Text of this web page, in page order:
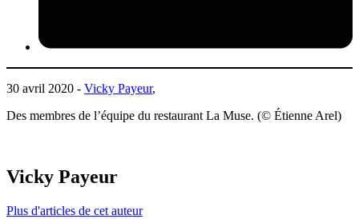
30 avril 2020 - Vicky Payeur,
Des membres de l’équipe du restaurant La Muse. (© Étienne Arel)
Vicky Payeur
Plus d'articles de cet auteur